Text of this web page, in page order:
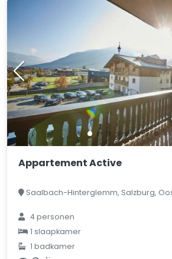
Appartement Active
Saalbach-Hinterglemm, Salzburg,
4 personen
1 slaapkamer
1 badkamer